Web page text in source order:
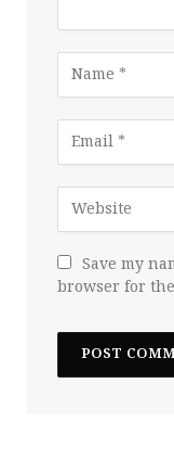
Save my
browser for